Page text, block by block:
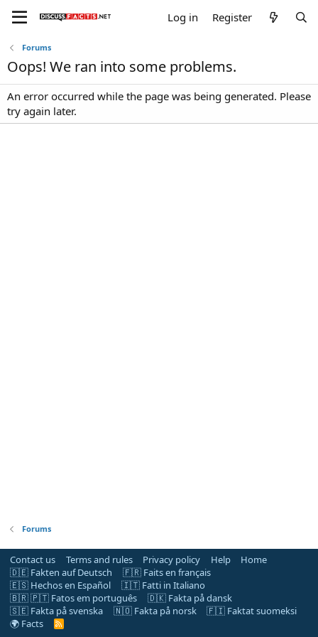
Log in Register
Forums
Oops! We ran into some problems.
An error occurred while the page was being generated. Please
try again later.
Forums
Contact us Terms and rules Privacy policy Help
Home
🇩🇪 Fakten auf Deutsch
🇫🇷 Faits en français
🇪🇸 Hechos en Español
🇮🇹 Fatti in Italiano
🇧🇷 🇵🇹 Fatos em português
🇩🇰 Fakta på dansk
🇸🇪 Fakta på svenska
🇳🇴 Fakta på norsk
🇫🇮 Faktat suomeksi
🌍 Facts
R